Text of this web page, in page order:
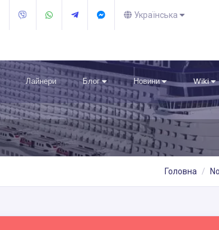
Українська
Лайнери Блог Новини Wiki
Головна